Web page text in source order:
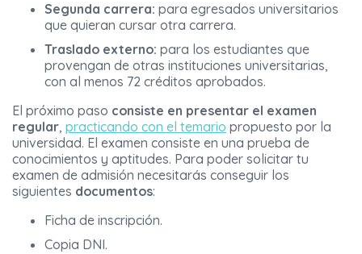
Segunda carrera: para egresados universitarios
que quieran cursar otra carrera.
Traslado externo: para los estudiantes que
provengan de otras instituciones universitarias,
con al menos 72 créditos aprobados.
El próximo paso consiste en presentar el examen
regular, practicando con el temario propuesto por la
universidad. El examen consiste en una prueba de
conocimientos y aptitudes. Para poder solicitar tu
examen de admisión necesitarás conseguir los
siguientes documentos:
Ficha de inscripción.
Copia DNI.